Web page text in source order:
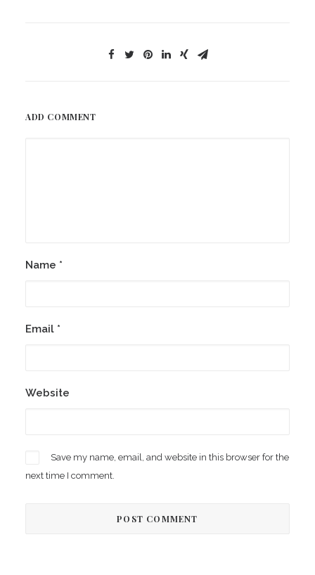
ADD COMMENT
Name *
Email *
Website
Save my name, email, and website in this browser for the
next time I comment.